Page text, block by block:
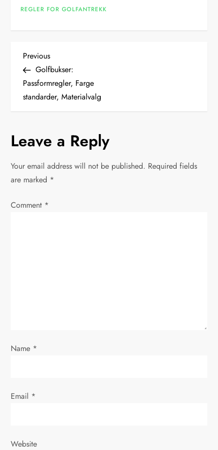
REGLER FOR GOLFANTREKK
P
o
s
n
a
v
n
Previous
Post
Previous
Golfbukser:
Passformregler, Farge
standarder, Materialvalg
Leave a Reply
Your email address will not be published. Required fields
are marked *
Comment *
Name *
Email *
Website